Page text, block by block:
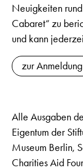
Neuigkeiten
Cabaret“ zu
und kann
zur Anmeldung
Alle Ausgaben
Eigentum der
Museum Berlin,
Charities Aid